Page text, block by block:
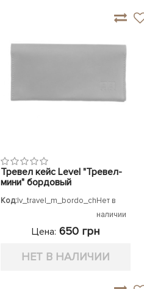
Тревел кейс Level "Тревел-
мини" бордовый
Код:lv_travel_m_bordo_chНет в
наличии
Цена: 650 грн
НЕТ В НАЛИЧИИ